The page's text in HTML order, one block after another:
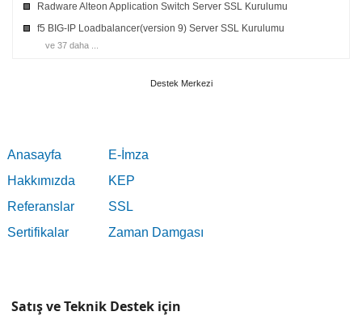
Radware Alteon Application Switch Server SSL Kurulumu
f5 BIG-IP Loadbalancer(version 9) Server SSL Kurulumu
ve 37 daha ...
Destek Merkezi
Anasayfa
Hakkımızda
Referanslar
Sertifikalar
E-İmza
KEP
SSL
Zaman Damgası
Satış ve Teknik Destek için